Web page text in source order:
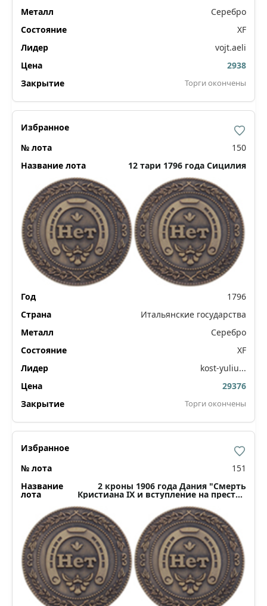
Серебро
XF
vojt.aeli
2938
Торги окончены
150
12 тари 1796 года Сицилия
1796
Итальянские государства
Серебро
XF
kost-yuliu...
29376
Торги окончены
151
2 кроны 1906 года Дания "Смерть
Кристиана IX и вступление на престол